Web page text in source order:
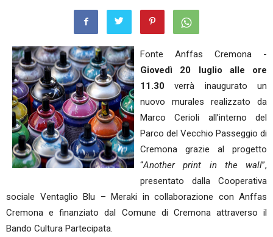
Fonte Anffas Cremona -
Giovedì 20 luglio alle ore
11.30 verrà inaugurato un
nuovo murales realizzato da
Marco Cerioli all’interno del
Parco del Vecchio Passeggio di
Cremona grazie al progetto
“Another print in the wall”,
presentato dalla Cooperativa
sociale Ventaglio Blu – Meraki in collaborazione con Anffas
Cremona e finanziato dal Comune di Cremona attraverso il
Bando Cultura Partecipata.